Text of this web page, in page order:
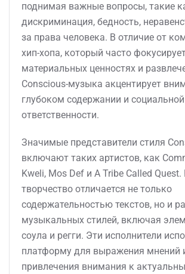
поднимая важные вопросы, такие
дискриминация, бедность,
за права человека. В отличие от
хип-хопа, который часто
материальных ценностях и
Conscious-музыка акцентирует
глубоком содержании и социальной
ответственности.
Значимые представители стиля
включают таких артистов, как
Kweli, Mos Def и A Tribe Called Quest.
творчество отличается не только
содержательностью текстов, но и
музыкальных стилей, включая
соула и регги. Эти исполнители
платформу для выражения мнений
привлечения внимания к